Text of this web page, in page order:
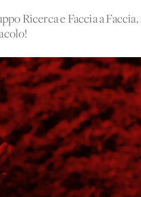
Ricerca e Faccia a Faccia,